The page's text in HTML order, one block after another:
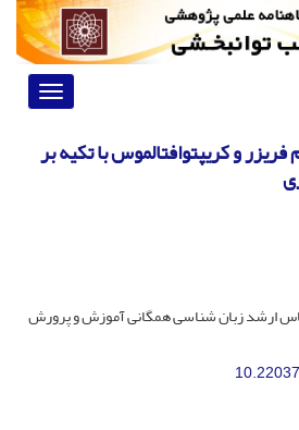
Toggle
و کریپتوافتالموس با تکیه بر
ارشد زبان شناسی همگانی آموزش و پرورش